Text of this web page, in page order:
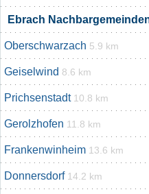
Ebrach
Oberschwarzach 5.9 km
Geiselwind 8.6 km
Prichsenstadt 10.8 km
Gerolzhofen 11.8 km
Frankenwinheim 13.6 km
Donnersdorf 14.2 km